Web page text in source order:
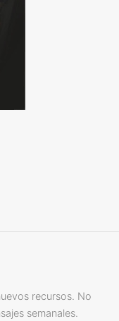
recursos. No
semanales.